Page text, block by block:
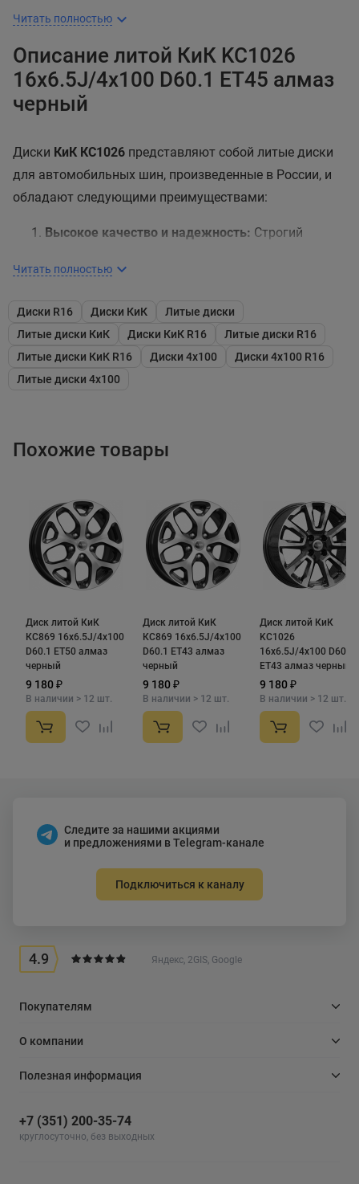
Читать полностью
Описание литой КиК KC1026
16x6.5J/4x100 D60.1 ET45 алмаз
черный
Диски КиК КС1026 представляют собой литые диски
для автомобильных шин, произведенные в России, и
обладают следующими преимуществами:
Высокое качество и надежность: Строгий
гарантирует высокое качество и надежность
долговечности.
Легкий вес и механическая прочность:
литья дисков при низком давлении обеспечивает
легкий вес и высокую механическую прочность,
топлива.
лакокрасочное покрытие защищает диски от
механических повреждений, сколов и царапин,
сохраняя их внешний вид.
Стильный дизайн:Диски КиК КС1026обладают
неординарным и стильным дизайном, который
придаст вашему автомобилю элегантный
внешний вид.
Эти диски представляют собой надежный и
долговечный выбор с высокими эксплуатационными
характеристиками.
Читать полностью
Диски R16 Диски КиК
Литые диски
Литые диски КиК
Диски КиК R16
Литые диски R16
Литые диски КиК R16
Диски 4x100
Диски 4x100 R16
Литые диски 4x100
Похожие товары
Диск литой КиК
КС869 16x6.5J/4x100
D60.1 ET50 алмаз
черный
9 180 ₽
В наличии > 12 шт.
Диск литой КиК
КС869 16x6.5J/4x100
D60.1 ET43 алмаз
черный
9 180 ₽
В наличии > 12 шт.
Диск литой КиК
KC1026
16x6.5J/4x100 D60.1
ET43 алмаз черный
9 180 ₽
В наличии > 12 шт.
Следите за нашими акциями
и предложениями в Telegram-канале
Подключиться к каналу
4.9 Яндекс, 2GIS, Google
Покупателям
О компании
Полезная информация
+7 (351) 200-35-74
круглосуточно, без выходных